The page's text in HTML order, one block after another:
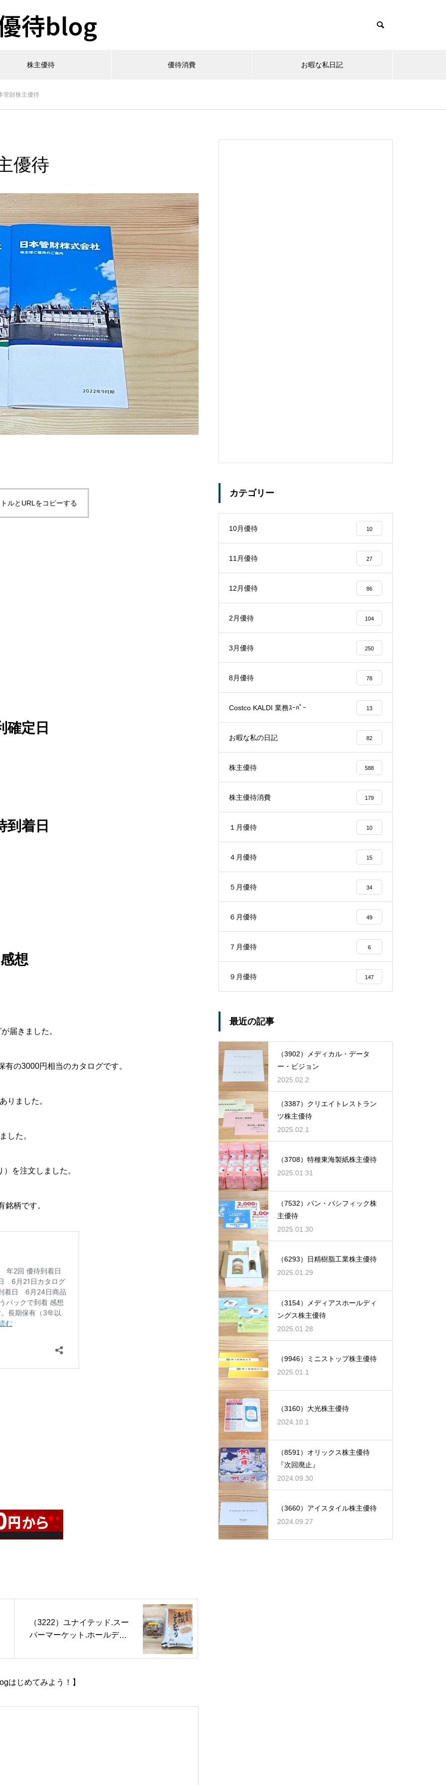
待blog
株主優待 優待消費 お暇な私日記
管財株主優待
優待
ルとURLをコピーする
確定日
到着日
感想
届きました。
の3000円相当のカタログです。
りました。
した。
を注文しました。
柄です。
（3222）ユナイテッド.スー
パーマーケット.ホールディ
はじめてみよう！】
カテゴリー
10月優待 10
11月優待 27
12月優待 86
2月優待 104
3月優待 250
8月優待 78
Costco KALDI 業務ｽｰﾊﾟｰ 13
お暇な私の日記 82
株主優待 588
株主優待消費 179
１月優待 10
４月優待 15
５月優待 34
６月優待 49
７月優待 6
９月優待 147
最近の記事
（3902）メディカル・データ
ー・ビジョン
2025.02.2
（3387）クリエイトレストラン
ツ株主優待
2025.02.1
（3708）特種東海製紙株主優待
2025.01.31
（7532）パン・パシフィック株
主優待
2025.01.30
（6293）日精樹脂工業株主優待
2025.01.29
（3154）メディアスホールディ
ングス株主優待
2025.01.28
（9946）ミニストップ株主優待
2025.01.1
（3160）大光株主優待
2024.10.1
（8591）オリックス株主優待
『次回廃止』
2024.09.30
（3660）アイスタイル株主優待
2024.09.27